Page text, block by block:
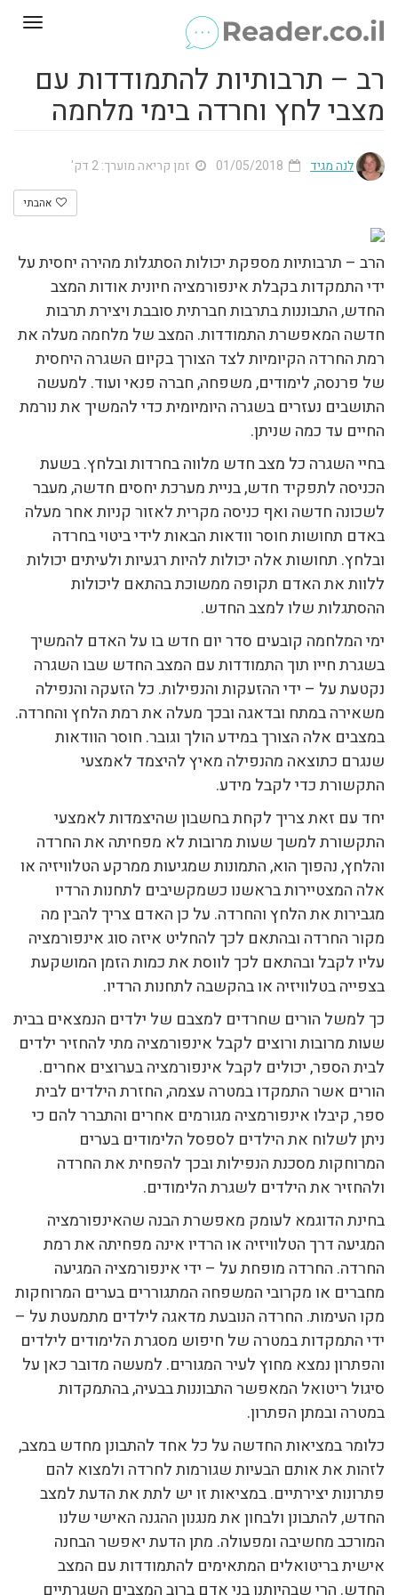
רב – תרבותיות להתמודדות עם
מצבי לחץ וחרדה בימי מלחמה
לנה מגיד זמן קריאה מוערך: 2 דק'
אהבתי
הרב – תרבותיות מספקת יכולות הסתגלות מהירה יחסית על
ידי התמקדות בקבלת אינפורמציה חיונית אודות המצב
החדש, התבוננות בתרבות חברתית סובבת ויצירת תרבות
חדשה המאפשרת התמודדות. המצב של מלחמה מעלה את
רמת החרדה הקיומיות לצד הצורך בקיום השגרה היחסית
של פרנסה, לימודים, משפחה, חברה פנאי ועוד. למעשה
התושבים נעזרים בשגרה היומיומית כדי להמשיך את נורמת
החיים עד כמה שניתן.
בחיי השגרה כל מצב חדש מלווה בחרדות ובלחץ. בשעת
הכניסה לתפקיד חדש, בניית מערכת יחסים חדשה, מעבר
לשכונה חדשה ואף כניסה מקרית לאזור קניות אחר מעלה
באדם תחושות חוסר וודאות הבאות לידי ביטוי בחרדה
ובלחץ. תחושות אלה יכולות להיות רגעיות ולעיתים יכולות
ללוות את האדם תקופה ממשוכת בהתאם ליכולות
ההסתגלות שלו למצב החדש.
ימי המלחמה קובעים סדר יום חדש בו על האדם להמשיך
בשגרת חייו תוך התמודדות עם המצב החדש שבו השגרה
נקטעת על – ידי ההזעקות והנפילות. כל הזעקה והנפילה
משאירה במתח ובדאגה ובכך מעלה את רמת הלחץ והחרדה.
במצבים אלה הצורך במידע הולך וגובר. חוסר הוודאות
שנגרם כתוצאה מהנפילה מאיץ להיצמד לאמצעי
התקשורת כדי לקבל מידע.
יחד עם זאת צריך לקחת בחשבון שהיצמדות לאמצעי
התקשורת למשך שעות מרובות לא מפחיתה את החרדה
והלחץ, נהפוך הוא, התמונות שמגיעות ממרקע הטלוויזיה או
אלה המצטיירות בראשנו כשמקשיבים לתחנות הרדיו
מגבירות את הלחץ והחרדה. על כן האדם צריך להבין מה
מקור החרדה ובהתאם לכך להחליט איזה סוג אינפורמציה
עליו לקבל ובהתאם לכך לווסת את כמות הזמן המושקעת
בצפייה בטלוויזיה או בהקשבה לתחנות הרדיו.
כך למשל הורים שחרדים למצבם של ילדים הנמצאים בבית
שעות מרובות ורוצים לקבל אינפורמציה מתי להחזיר ילדים
לבית הספר, יכולים לקבל אינפורמציה בערוצים אחרים.
הורים אשר התמקדו במטרה עצמה, החזרת הילדים לבית
ספר, קיבלו אינפורמציה מגורמים אחרים והתברר להם כי
ניתן לשלוח את הילדים לספסל הלימודים בערים
המרוחקות מסכנת הנפילות ובכך להפחית את החרדה
ולהחזיר את הילדים לשגרת הלימודים.
בחינת הדוגמא לעומק מאפשרת הבנה שהאינפורמציה
המגיעה דרך הטלוויזיה או הרדיו אינה מפחיתה את רמת
החרדה. החרדה מופחת על – ידי אינפורמציה המגיעה
מחברים או מקרובי המשפחה המתגוררים בערים המרוחקות
מקו העימות. החרדה הנובעת מדאגה לילדים מתמעטת על –
ידי התמקדות במטרה של חיפוש מסגרת הלימודים לילדים
והפתרון נמצא מחוץ לעיר המגורים. למעשה מדובר כאן על
סיגול ריטואל המאפשר התבוננות בבעיה, בהתמקדות
במטרה ובמתן הפתרון.
כלומר במציאות החדשה על כל אחד להתבונן מחדש במצב,
לזהות את אותם הבעיות שגורמות לחרדה ולמצוא להם
פתרונות יצירתיים. במציאות זו יש לתת את הדעת למצב
החדש, להתבונן ולבחון את מנגנון ההגנה האישי שלנו
המורכב מחשיבה ומפעולה. מתן הדעת יאפשר הבחנה
אישית בריטואלים המתאימים להתמודדות עם המצב
החדש. הרי שבהיותנו בני אדם ברוב המצבים השגרתיים